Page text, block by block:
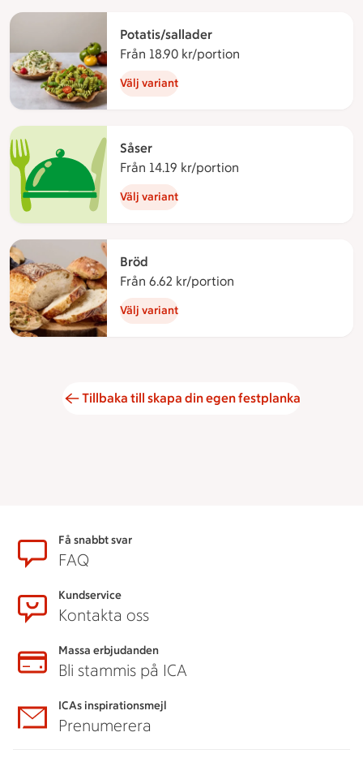
Potatis/sallader
Från 18.90 kr/portion
Välj variant
Såser
Från 14.19 kr/portion
Välj variant
Bröd
Från 6.62 kr/portion
Välj variant
Tillbaka till skapa din egen festplanka
SidfotFå snabbt svar
FAQ
Kundservice
Kontakta oss
Massa erbjudanden
Bli stammis på ICA
ICAs inspirationsmejl
Prenumerera